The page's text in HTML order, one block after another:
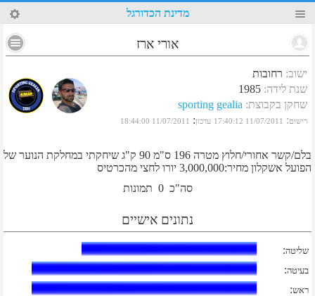
59 מדינת הכדורגל
אורי ארז
ישוב: רחובות
שנת לידה:
1985
שחקן בקבוצת:
sporting gealia
רישום:
11/07/2011 17:40:12 עדכון:
11/07/2011 18:44:00
בלם/קשר אחורי/חלוץ מטרה 196 ס"מ 90 ק"ג שיחקתי במחלקת הנוער של
הפועל אשקלון מחיר:3,000,000 יורו לחצי מהכרטיס
סה"כ 0 תמונות
נתונים אישיים
שליטה:
בעיטה:
ראש: